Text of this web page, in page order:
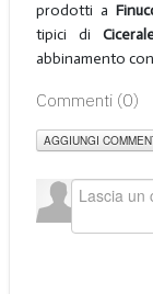
prodotti a
tipici di
abbinamento
Commenti (0)
AGGIUNGI